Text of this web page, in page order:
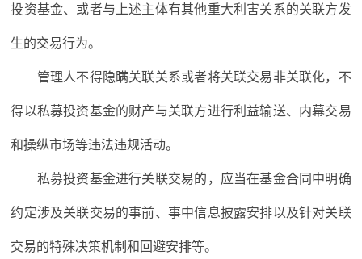
投资基金、或者与上述主体有其他重大利害关系的关联方发
生的交易行为。
管理人不得隐瞒关联关系或者将关联交易非关联化，不
得以私募投资基金的财产与关联方进行利益输送、内幕交易
和操纵市场等违法违规活动。
私募投资基金进行关联交易的，应当在基金合同中明确
约定涉及关联交易的事前、事中信息披露安排以及针对关联
交易的特殊决策机制和回避安排等。